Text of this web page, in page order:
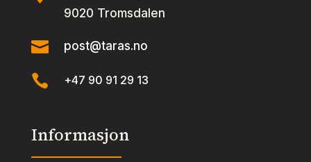
9020 Tromsdalen
 post@taras.no
 +47 90 91 29 13
Informasjon